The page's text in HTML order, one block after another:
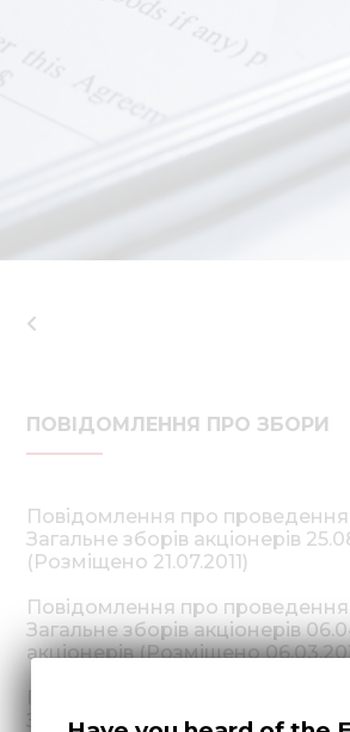
ПОВІДОМЛЕННЯ ПРО ЗБОРИ
Повідомлення про
Загальне зборів акціонерів
(Розміщено 21.07.2011)
Повідомлення про проведення
Загальне зборів акціонерів
акціонерів (Розміщено
Повідомлення про проведення
Загальне зборів акціонерів